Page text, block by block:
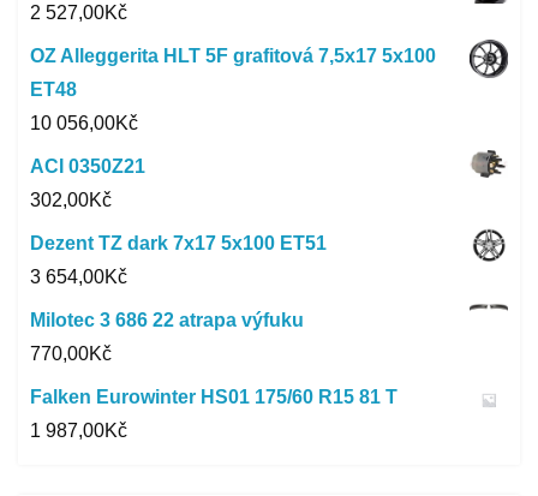
2 527,00Kč
OZ Alleggerita HLT 5F grafitová 7,5x17 5x100
ET48
10 056,00Kč
ACI 0350Z21
302,00Kč
Dezent TZ dark 7x17 5x100 ET51
3 654,00Kč
Milotec 3 686 22 atrapa výfuku
770,00Kč
Falken Eurowinter HS01 175/60 R15 81 T
1 987,00Kč